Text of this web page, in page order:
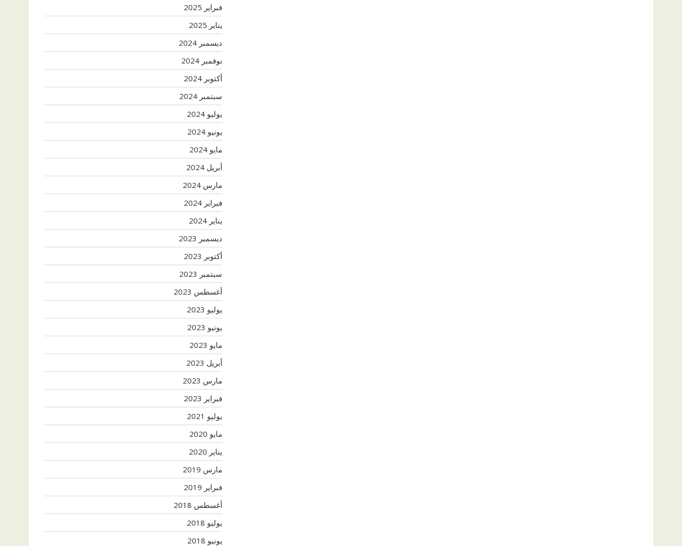
فبراير 2025
يناير 2025
ديسمبر 2024
نوفمبر 2024
أكتوبر 2024
سبتمبر 2024
يوليو 2024
يونيو 2024
مايو 2024
أبريل 2024
مارس 2024
فبراير 2024
يناير 2024
ديسمبر 2023
أكتوبر 2023
سبتمبر 2023
أغسطس 2023
يوليو 2023
يونيو 2023
مايو 2023
أبريل 2023
مارس 2023
فبراير 2023
يوليو 2021
مايو 2020
يناير 2020
مارس 2019
فبراير 2019
أغسطس 2018
يوليو 2018
يونيو 2018